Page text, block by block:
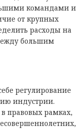
командами и
от крупных
расходы на
большим
регулирование
индустрии.
правовых рамках,